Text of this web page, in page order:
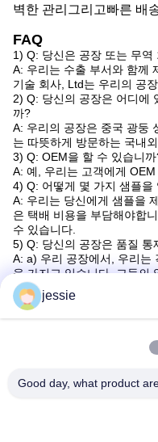
벽한 관리 그리고빠른 배
FAQ
1) Q: 당신은 공장 또는 무역
A: 우리는 수출 부서와 함께
기술 회사, Ltd는 우리의 공
2) Q: 당신의 공장은 어디에
까?
A: 우리의 공장은 중국 광둥
는 따뜻하게 방문하는 국내
3) Q: OEM을 할 수 있습니
A: 예, 우리는 고객에게
4) Q: 어떻게 몇 가지 샘플을
A: 우리는 당신에게 샘플을
은 택배 비용을 부담해야합
수 있습니다.
5) Q: 당신의 공장은 품질
A: a) 우리 공장에서, 우리는
을 가지고 있습니다. 그들의
품질을 확인하는 것입니다.
b) 전문 인력 이 생산 및 포장
c) 또한 우리의 판매 직원은
니다; 더 중요한 것은,회사
jessie
Good day, what product